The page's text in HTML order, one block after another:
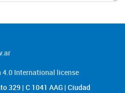
International license
329 | C 1041 AAG | Ciudad